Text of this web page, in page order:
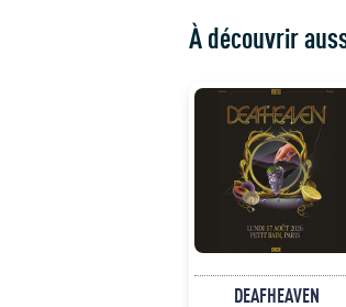
À découvrir
DEAFHEAVEN